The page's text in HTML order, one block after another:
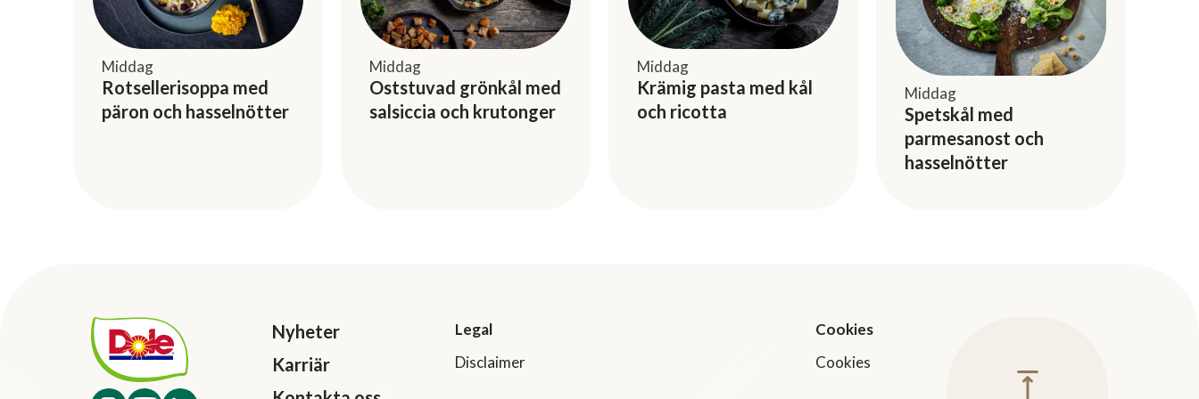
Middag
Rotsellerisoppa med
päron och hasselnötter
Middag
Oststuvad grönkål med
salsiccia och krutonger
Middag
Krämig pasta med kål
och ricotta
Middag
Spetskål med
parmesanost och
hasselnötter
Nyheter
Karriär
Legal
Disclaimer
Cookies
Cookies